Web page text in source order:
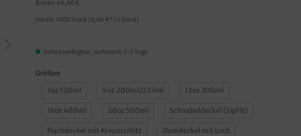
Brutto: 66,40 €
Inhalt: 1000 Stück (0,06 €* / 1 Stück)
Sofort verfügbar, Lieferzeit: 1-3 Tage
Größen
5oz 120ml
9oz 200ml/225ml 12oz 300ml
16oz 400ml 20oz 500ml Schnabeldeckel (SipFit)
Flachdeckel mit Kreuzschlitz Domdeckel mit Loch